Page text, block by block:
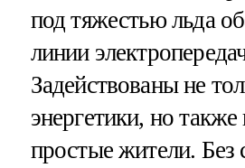
под тяжестью льда
линии
Задействованы не
энергетики, но
простые жители. Без